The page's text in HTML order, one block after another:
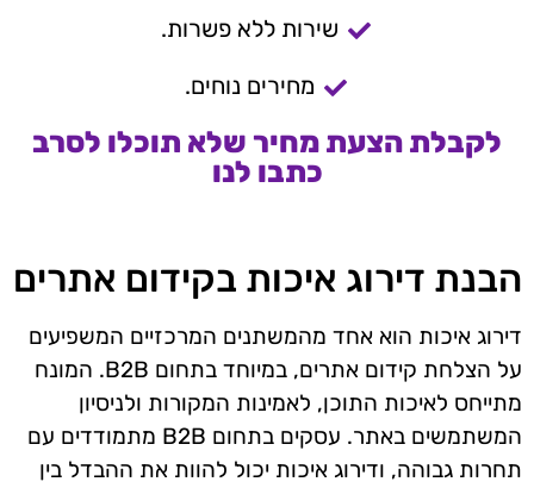
שירות ללא פשרות.
מחירים נוחים.
לקבלת הצעת מחיר שלא תוכלו לסרב
כתבו לנו
הבנת דירוג איכות בקידום אתרים
דירוג איכות הוא אחד מהמשתנים המרכזיים המשפיעים
על הצלחת קידום אתרים, במיוחד בתחום B2B. המונח
מתייחס לאיכות התוכן, לאמינות המקורות ולניסיון
המשתמשים באתר. עסקים בתחום B2B מתמודדים עם
תחרות גבוהה, ודירוג איכות יכול להוות את ההבדל בין